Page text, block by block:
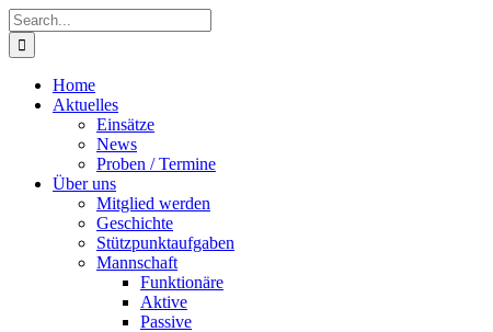
Skip
to
content
Search
for:
Home
Aktuelles
Einsätze
News
Proben / Termine
Über uns
Mitglied werden
Geschichte
Stützpunktaufgaben
Mannschaft
Funktionäre
Aktive
Passive